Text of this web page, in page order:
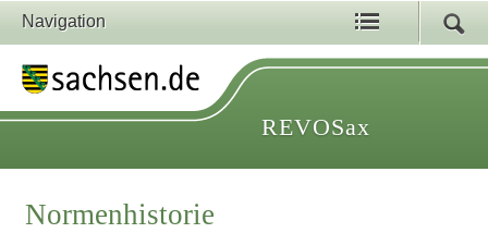
Navigation
REVOSax
Normenhistorie